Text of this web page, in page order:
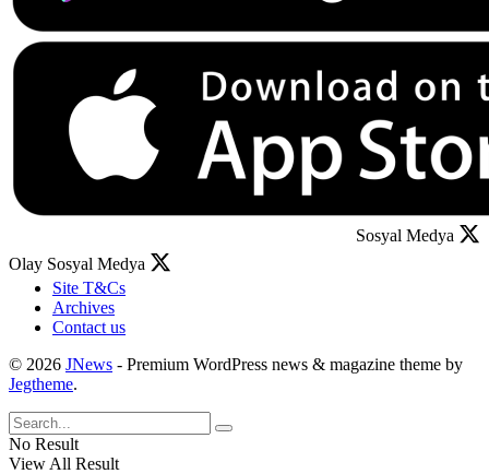
Sosyal Medya
Olay Sosyal Medya
Site T&Cs
Archives
Contact us
© 2026 JNews - Premium WordPress news & magazine theme by
Jegtheme.
No Result
View All Result